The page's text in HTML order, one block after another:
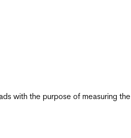
with the purpose of measuring